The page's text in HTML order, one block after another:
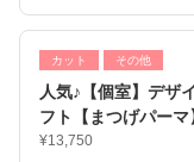
カット その他
人気♪【個室】デザ
フト【まつげパーマ
¥13,750